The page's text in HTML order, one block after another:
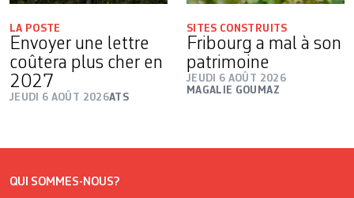
LA POSTE
Envoyer une lettre
coûtera plus cher en
2027
JEUDI 6 AOÛT 2026ATS
SITES CONSTRUITS
Fribourg a mal à son
patrimoine
JEUDI 6 AOÛT 2026
MAGALIE GOUMAZ
QUI SOMMES-NOUS?